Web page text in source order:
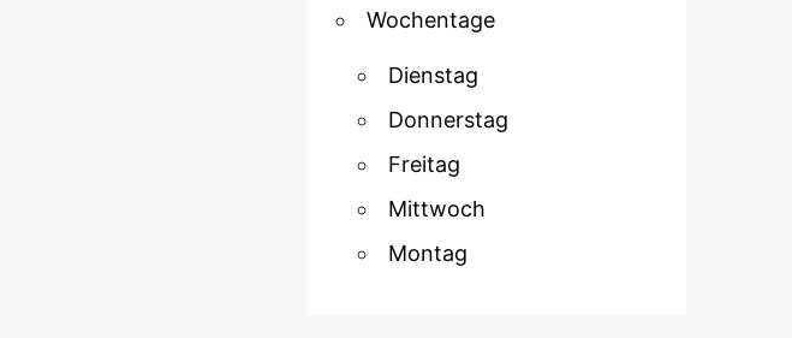
Wochentage
Dienstag
Donnerstag
Freitag
Mittwoch
Montag